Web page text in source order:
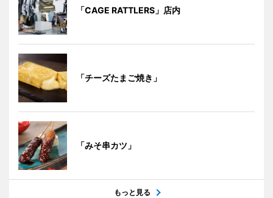
「CAGE RATTLERS」店内
「チーズたまご焼き」
「みそ串カツ」
もっと見る